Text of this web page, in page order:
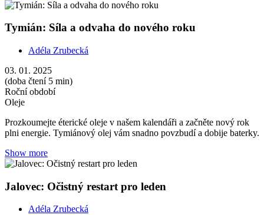
Tymián: Síla a odvaha do nového roku
Adéla Zrubecká
03. 01. 2025
(doba čtení 5 min)
Roční období
Oleje
Prozkoumejte éterické oleje v našem kalendáři a začněte nový rok
plni energie. Tymiánový olej vám snadno povzbudí a dobije baterky.
Show more
Jalovec: Očistný restart pro leden
Adéla Zrubecká